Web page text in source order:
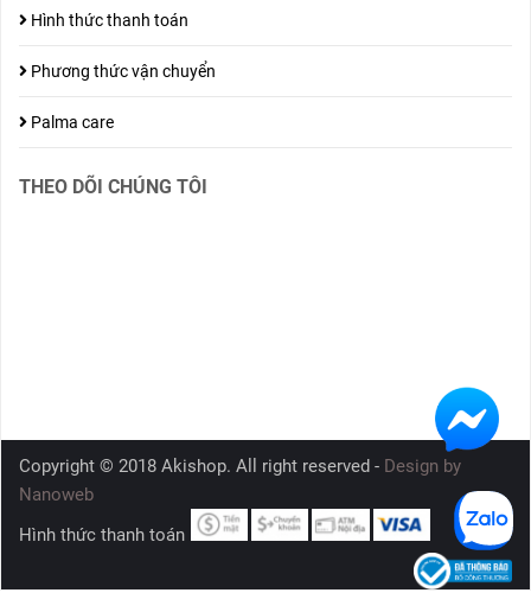
Hình thức thanh toán
Phương thức vận chuyển
Palma care
THEO DÕI CHÚNG TÔI
Copyright © 2018 Akishop. All right reserved - Design by
Nanoweb
Hình thức thanh toán